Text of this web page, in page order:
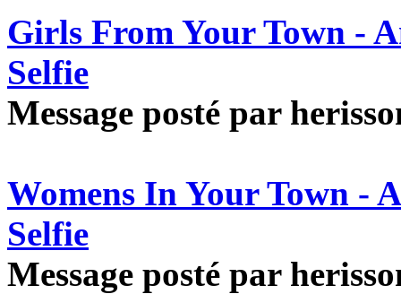
Girls From Your Town -
Selfie
Message posté par
Womens In Your Town -
Selfie
Message posté par